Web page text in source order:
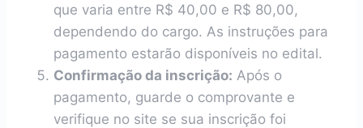
que varia entre R$ 40,00 e R$ 80,00,
dependendo do cargo. As instruções para
pagamento estarão disponíveis no edital.
Confirmação da inscrição: Após o
pagamento, guarde o comprovante e
verifique no site se sua inscrição foi